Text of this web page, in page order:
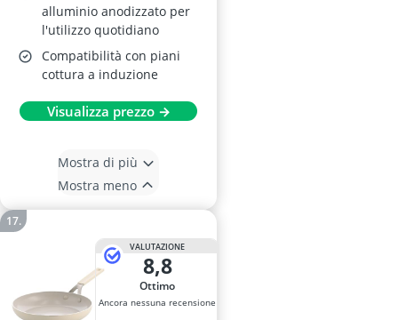
alluminio anodizzato per
l'utilizzo quotidiano
Compatibilità con piani
cottura a induzione
Visualizza prezzo →
Mostra di più
Mostra meno
VALUTAZIONE
8,8
Ottimo
Ancora nessuna recensione